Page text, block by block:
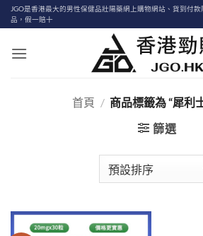
Skip
to
JGO是香港最大的男性保健品壯陽藥網上購物網站、貨到付
品，假一賠十
首頁 / 商品標籤為 “犀利
篩選